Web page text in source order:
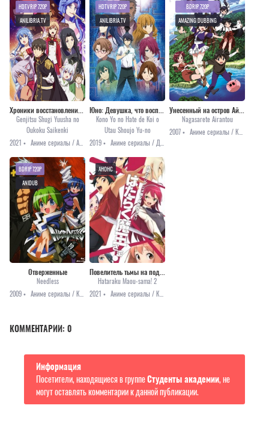
Genjitsu Shugi Yuusha no
Oukoku Saikenki
2021 •
HDTVRIP 720P
ANILIBRIA.TV
Kono Yo no Hate de Koi o
Utau Shoujo Yu-no
2019 •
HDTVRIP 720P
ANILIBRIA.TV
Nagasarete Airantou
2007 •
BDRIP 720P
AMAZING DUBBING
Отверженные
Needless
2009 •
Аниме сериалы / Комедия / Приключения / Этти
BDRIP 720P
ANIDUB
Повелитель тьмы на подработке! (Второй Сезон)
Hataraku Maou-sama! 2
2021 •
Аниме сериалы / Комедия / Повседневность / Романтика / Сёнэн / Фэнтези / Анонсы
АНОНС
КОММЕНТАРИИ: 0
Информация
Посетители, находящиеся в группеСтуденты академии, не
могут оставлять комментарии к данной публикации.